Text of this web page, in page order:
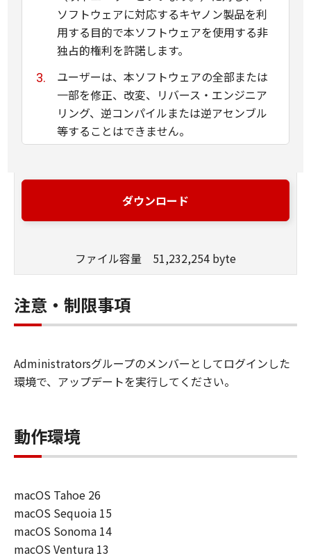
ソフトウェアに対応するキヤノン製品を利
用する目的で本ソフトウェアを使用する非
独占的権利を許諾します。
ユーザーは、本ソフトウェアの全部または
一部を修正、改変、リバース・エンジニア
リング、逆コンパイルまたは逆アセンブル
等することはできません。
ン株式会社およびキヤノンのライセンサー
は、本ソフトウェアがユーザーの特定の目
的のために適当であること、もしくは有用
ていかなる保証もいたしません。
ン株式会社およびキヤノンのライセンサー
は、本ソフトウェアの使用に付随または関
損害等について、いかなる場合においても
一切の責任を負いません。
府より必要な許可等を得ることなしに、本
ソフトウェアの全部または一部を、直接ま
たは間接に輸出してはなりません。
ダウンロード
ファイル容量 51,232,254 byte
注意・制限事項
Administratorsグループのメンバーとしてログインした
環境で、アップデートを実行してください。
動作環境
macOS Tahoe 26
macOS Sequoia 15
macOS Sonoma 14
macOS Ventura 13